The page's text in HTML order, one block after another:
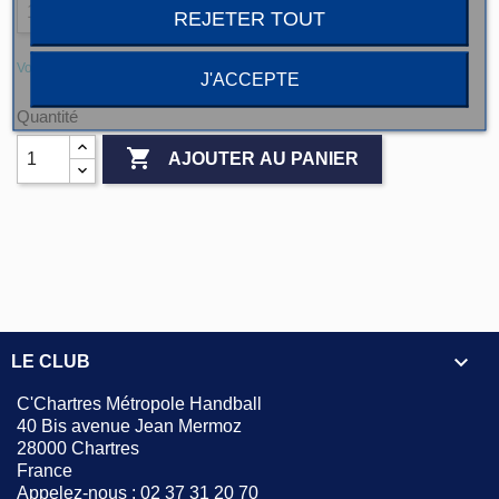
Voir le guide des tailles
Quantité
 AJOUTER AU PANIER
LE CLUB 
C'Chartres Métropole Handball
40 Bis avenue Jean Mermoz
28000 Chartres
France
Appelez-nous : 02 37 31 20 70
REJETER TOUT
J'ACCEPTE